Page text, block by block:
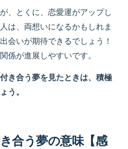
、とくに、恋愛運がアップし
は、両想いになるかもしれま
会いが期待できるでしょう！
係が進展しやすいです。
き合う夢を見たときは、積極
う。
合う夢の意味【感